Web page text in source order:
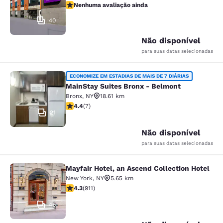
40
Nenhuma avaliação ainda
Nenhuma avaliação ainda
Não disponível
para suas datas selecionadas
MainStay Suites Bronx - Belmont
21
ECONOMIZE EM ESTADIAS DE MAIS DE 7 DIÁRIAS
MainStay Suites Bronx - Belmont
Bronx, NY
18.61 km
classificação 4.43 estrelas. Excelente. 7 avaliações
4.4(7)
Não disponível
para suas datas selecionadas
Mayfair Hotel, an Ascend
46
Mayfair Hotel, an Ascend Collection Hotel
New York, NY
5.65 km
classificação 4.33 estrelas. Excelente. 911 avaliações
4.3(911)